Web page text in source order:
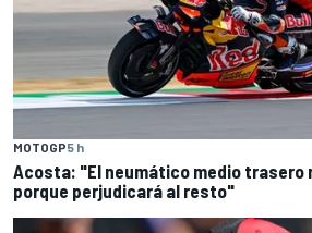
MOTOGP5 h
Acosta: "El neumático medio trasero
porque perjudicará al resto"